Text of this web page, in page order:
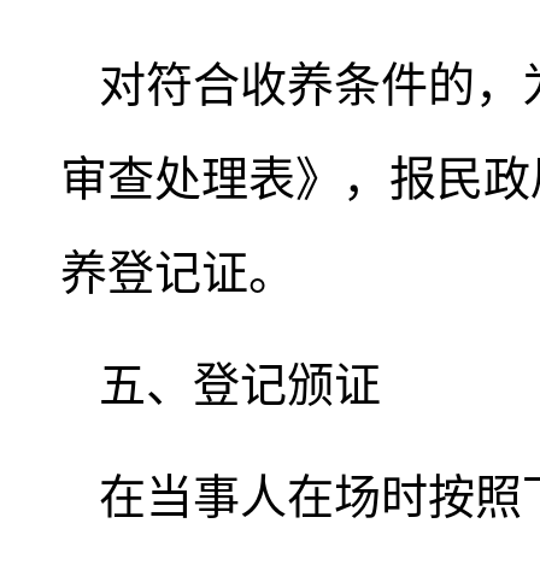
对符合收养条件的
审查处理表》，报民
养登记证。
五、登记颁证
在当事人在场时按